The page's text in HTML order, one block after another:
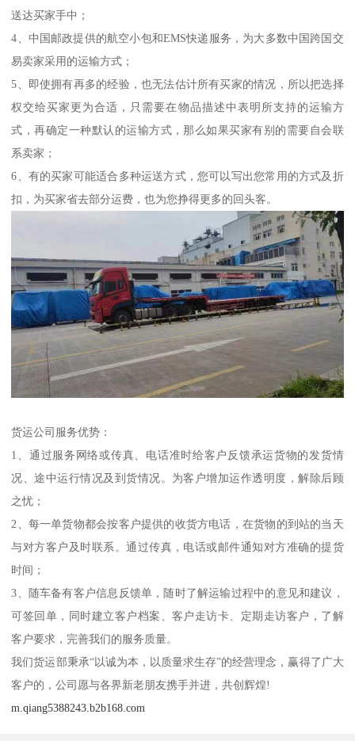
送达买家手中；
4、中国邮政提供的航空小包和EMS快递服务，为大多数中国跨国交
易卖家采用的运输方式；
5、即使拥有再多的经验，也无法估计所有买家的情况，所以把选择
权交给买家更为合适，只需要在物品描述中表明所支持的运输方
式，再确定一种默认的运输方式，那么如果买家有别的需要自会联
系卖家；
6、有的买家可能适合多种运送方式，您可以写出您常用的方式及折
扣，为买家省去部分运费，也为您挣得更多的回头客。
货运公司服务优势：
1、通过服务网络或传真、电话准时给客户反馈承运货物的发货情
况、途中运行情况及到货情况。为客户增加运作透明度，解除后顾
之忧；
2、每一单货物都会按客户提供的收货方电话，在货物的到站的当天
与对方客户及时联系。通过传真，电话或邮件通知对方准确的提货
时间；
3、随车备有客户信息反馈单，随时了解运输过程中的意见和建议，
可签回单，同时建立客户档案、客户走访卡、定期走访客户，了解
客户要求，完善我们的服务质量。
我们货运部秉承“以诚为本，以质量求生存”的经营理念，赢得了广大
客户的，公司愿与各界新老朋友携手并进，共创辉煌!
m.qiang5388243.b2b168.com